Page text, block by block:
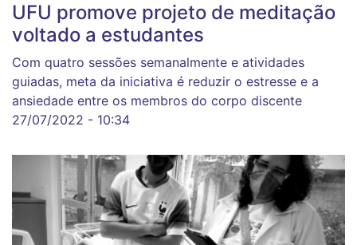
UFU promove projeto de meditação
voltado a estudantes
Com quatro sessões semanalmente e atividades
guiadas, meta da iniciativa é reduzir o estresse e a
ansiedade entre os membros do corpo discente
27/07/2022 - 10:34